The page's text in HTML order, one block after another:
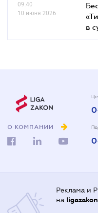
09.40
10 июня 2026
в
О КОМПАНИИ
Реклама и
на